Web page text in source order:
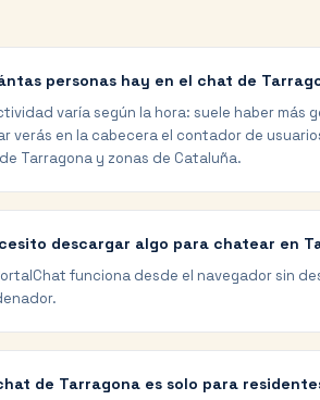
personas hay en el chat de
varía según la hora: suele haber más
verás en la cabecera el contador de
Tarragona y zonas de Cataluña.
descargar algo para chatear en
funciona desde el navegador sin
de Tarragona es solo para